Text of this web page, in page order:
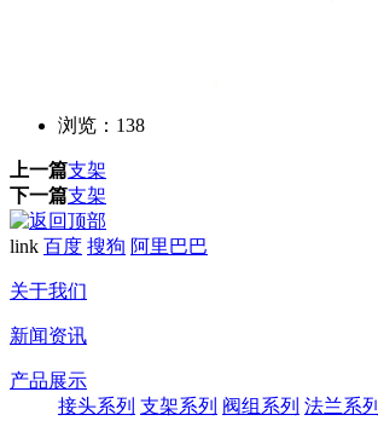
浏览： 138
上一篇支架
下一篇支架
link 百度 搜狗 阿里巴巴
关于我们
新闻资讯
产品展示
接头系列 支架系列 阀组系列 法兰系列